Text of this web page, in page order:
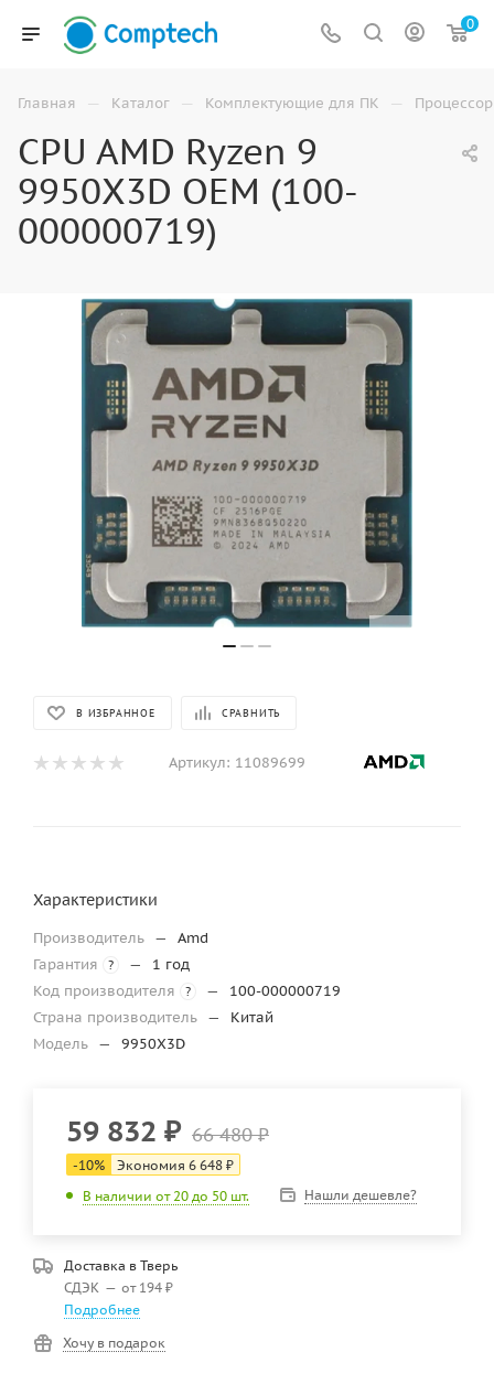
0
Главная — Каталог — Комплектующие для ПК —
CPU AMD Ryzen 9
9950X3D OEM (100-
000000719)
В ИЗБРАННОЕ СРАВНИТЬ
Артикул: 11089699
Характеристики
Производитель —
Amd
Гарантия
? —
1 год
Код производителя
? —
100-000000719
Страна производитель —
Китай
Модель — 9950X3D
59 832 ₽ 66 480₽
-10% Экономия 6 648 ₽
В наличии от 20 до 50 шт.
Нашли дешевле?
Доставка в Тверь
СДЭК — от 194 ₽
Подробнее
Хочу в подарок